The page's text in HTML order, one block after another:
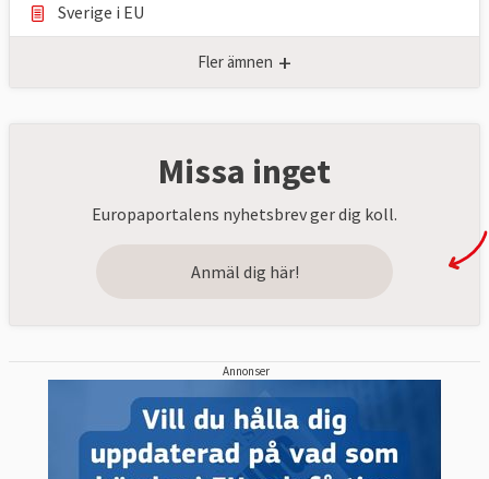
Sverige i EU
Fler ämnen +
Missa inget
Europaportalens nyhetsbrev ger dig koll.
Anmäl dig här!
Annonser